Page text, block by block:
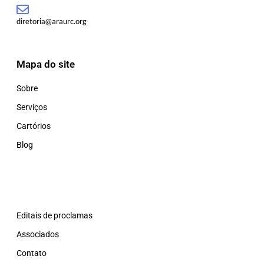
diretoria@araurc.org
Mapa do site
Sobre
Serviços
Cartórios
Blog
Editais de proclamas
Associados
Contato